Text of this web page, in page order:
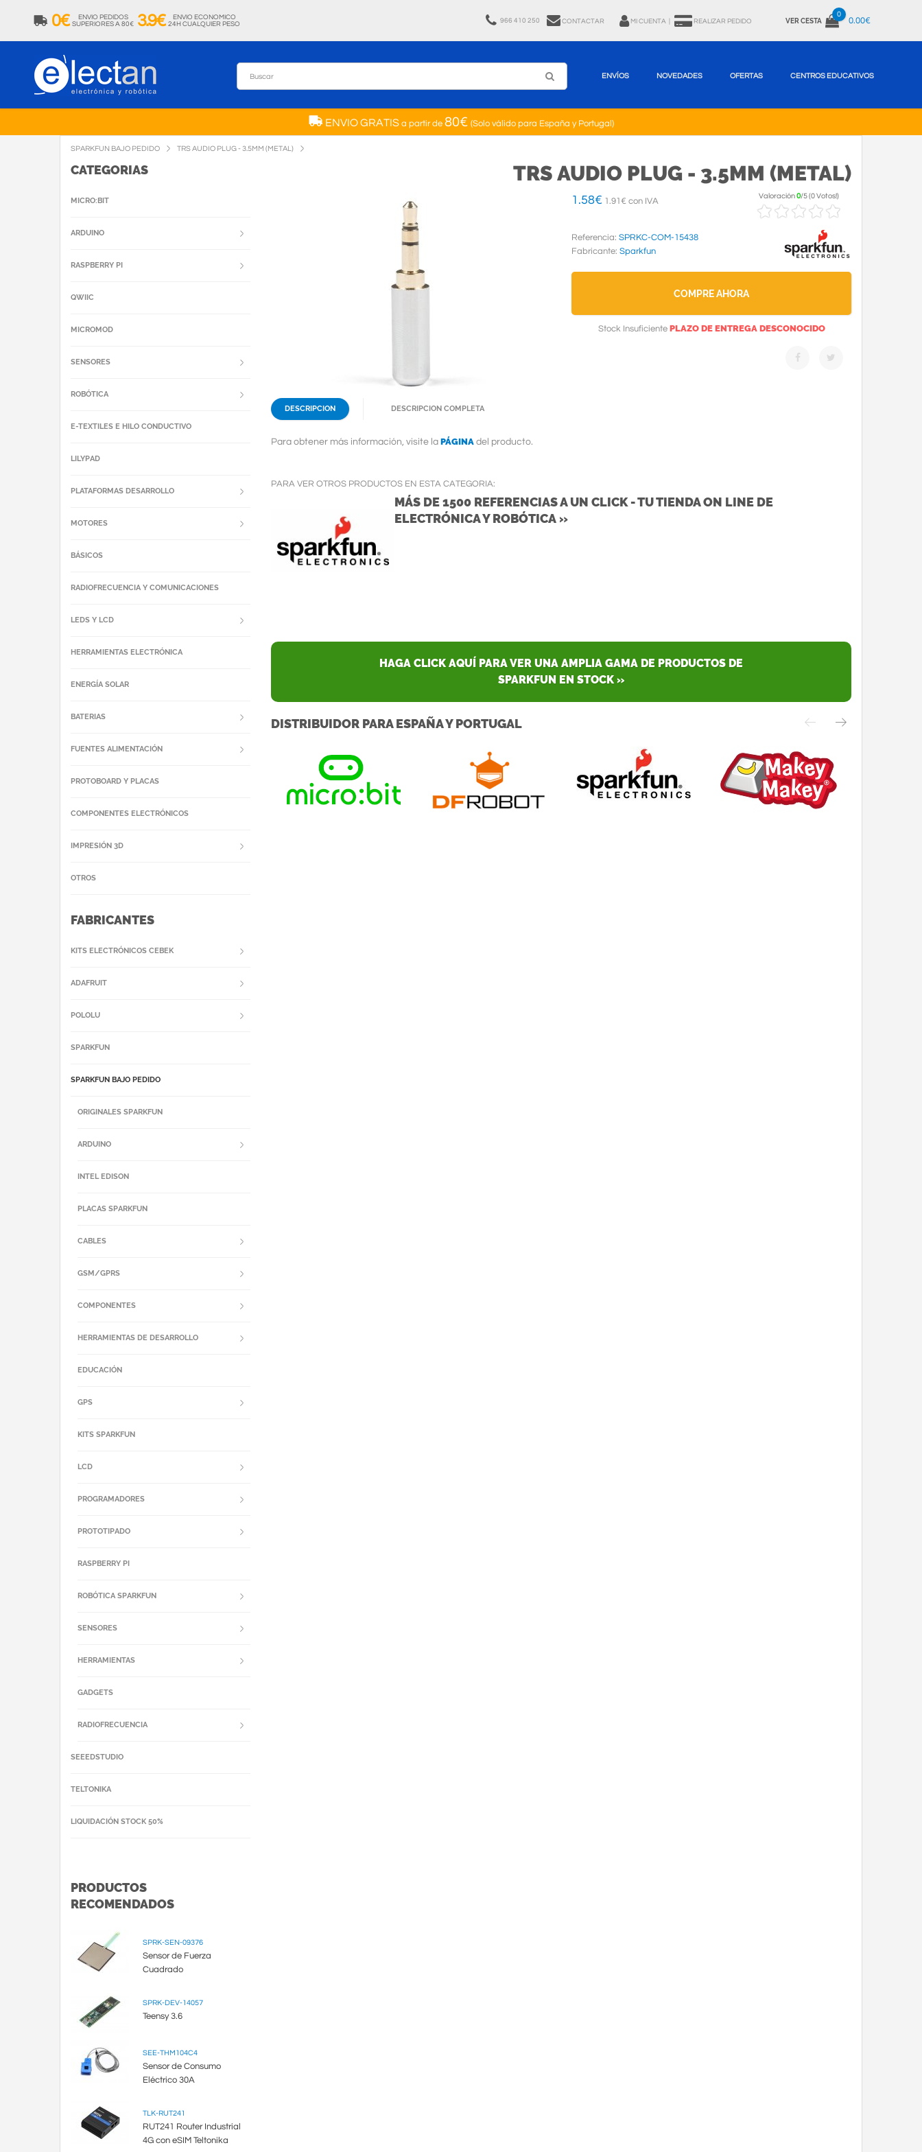
0€
ENVIO PEDIDOS
SUPERIORES A 80€ 3.9€
ENVIO ECONOMICO
24H CUALQUIER PESO
966 410 250 CONTACTAR MI CUENTA REALIZAR PEDIDO VER CESTA
0
0.00€
ENVÍOS NOVEDADES OFERTAS CENTROS EDUCATIVOS
ENVIO GRATISa partir de 80€ (Solo válido para España y Portugal)
SPARKFUN BAJO PEDIDO TRS AUDIO PLUG - 3.5MM (METAL)
TRS AUDIO PLUG - 3.5MM (METAL)
1.58€ 1.91€ con IVA
Valoración0/5(0 Votos!)
Referencia: SPRKC-COM-15438
Fabricante: Sparkfun
COMPRE AHORA
Stock Insuficiente PLAZO DE ENTREGA DESCONOCIDO
DESCRIPCION DESCRIPCION COMPLETA
Para obtener más información, visite la PÁGINA del producto.
PARA VER OTROS PRODUCTOS EN ESTA CATEGORIA:
MÁS DE 1500 REFERENCIAS A UN CLICK - TU TIENDA ON LINE DE
ELECTRÓNICA Y ROBÓTICA »
HAGA CLICK AQUÍ PARA VER UNA AMPLIA GAMA DE PRODUCTOS DE
SPARKFUN EN STOCK »
DISTRIBUIDOR PARA ESPAÑA Y PORTUGAL
CATEGORIAS
MICRO:BIT
ARDUINO
RASPBERRY PI
QWIIC
MICROMOD
SENSORES
ROBÓTICA
E-TEXTILES E HILO CONDUCTIVO
LILYPAD
PLATAFORMAS DESARROLLO
MOTORES
BÁSICOS
RADIOFRECUENCIA Y COMUNICACIONES
LEDS Y LCD
HERRAMIENTAS ELECTRÓNICA
ENERGÍA SOLAR
BATERIAS
FUENTES ALIMENTACIÓN
PROTOBOARD Y PLACAS
COMPONENTES ELECTRÓNICOS
IMPRESIÓN 3D
OTROS
FABRICANTES
KITS ELECTRÓNICOS CEBEK
ADAFRUIT
POLOLU
SPARKFUN
SPARKFUN BAJO PEDIDO
ORIGINALES SPARKFUN
ARDUINO
INTEL EDISON
PLACAS SPARKFUN
CABLES
GSM/GPRS
COMPONENTES
HERRAMIENTAS DE DESARROLLO
EDUCACIÓN
GPS
KITS SPARKFUN
LCD
PROGRAMADORES
PROTOTIPADO
RASPBERRY PI
ROBÓTICA SPARKFUN
SENSORES
HERRAMIENTAS
GADGETS
RADIOFRECUENCIA
SEEEDSTUDIO
TELTONIKA
LIQUIDACIÓN STOCK 50%
PRODUCTOS
RECOMENDADOS
SPRK-SEN-09376
Sensor de Fuerza
Cuadrado
SPRK-DEV-14057
Teensy 3.6
SEE-THM104C4
Sensor de Consumo
Eléctrico 30A
TLK-RUT241
RUT241 Router Industrial
4G con eSIM Teltonika